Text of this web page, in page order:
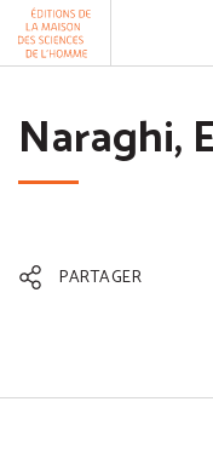
Aller au contenu
Naraghi,
PARTAGER
Panneau de gestion des